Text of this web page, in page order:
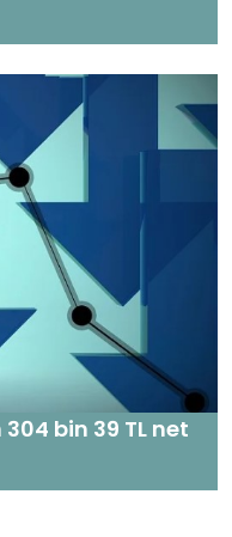
bin 39 TL net